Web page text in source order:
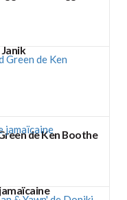
de Ken Boothe